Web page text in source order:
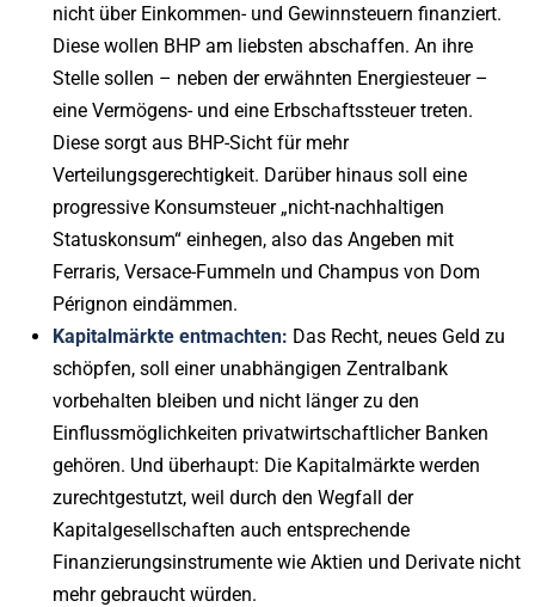
nicht über Einkommen- und Gewinnsteuern finanziert.
Diese wollen BHP am liebsten abschaffen. An ihre
Stelle sollen – neben der erwähnten Energiesteuer –
eine Vermögens- und eine Erbschaftssteuer treten.
Diese sorgt aus BHP-Sicht für mehr
Verteilungsgerechtigkeit. Darüber hinaus soll eine
progressive Konsumsteuer „nicht-nachhaltigen
Statuskonsum“ einhegen, also das Angeben mit
Ferraris, Versace-Fummeln und Champus von Dom
Pérignon eindämmen.
Kapitalmärkte entmachten: Das Recht, neues Geld zu
schöpfen, soll einer unabhängigen Zentralbank
vorbehalten bleiben und nicht länger zu den
Einflussmöglichkeiten privatwirtschaftlicher Banken
gehören. Und überhaupt: Die Kapitalmärkte werden
zurechtgestutzt, weil durch den Wegfall der
Kapitalgesellschaften auch entsprechende
Finanzierungsinstrumente wie Aktien und Derivate nicht
mehr gebraucht würden.